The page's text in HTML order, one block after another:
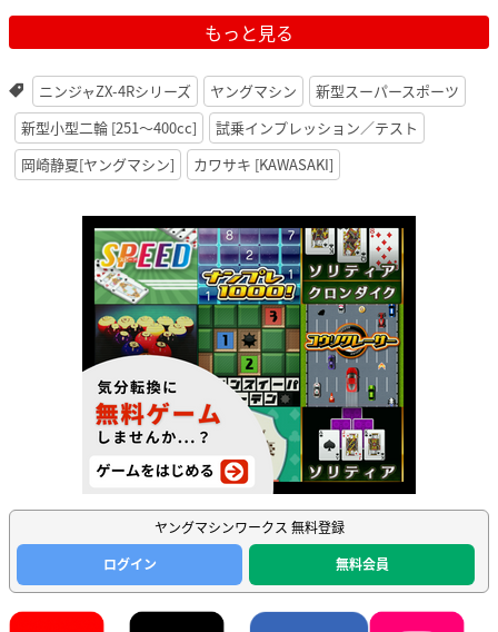
もっと見る
ニンジャZX-4Rシリーズ ヤングマシン
新型スーパースポーツ
新型小型二輪 [251〜400cc]
試乗インプレッション／テスト
岡崎静夏[ヤングマシン]
カワサキ [KAWASAKI]
ヤングマシンワークス 無料登録
ログイン
無料会員